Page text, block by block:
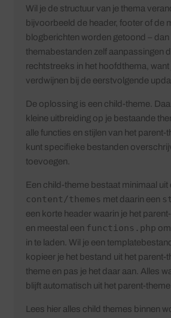
Wil je de structuur van je thema
bijvoorbeeld de header, footer of de
blogberichten worden getoond – dan
themabestanden zelf aanpassingen
rechtstreeks in het hoofdthema, want
verdwijnen bij de eerstvolgende
De oplossing is een child-theme.
kleine uitbreiding op je bestaande
alle functies en stijlen van het parent-
kunt specifieke bestanden
toevoegen.
Een child-theme bestaat minimaal
content/themes met daarin een
een korte header waarin je het
en meestal een functions.php
in te laden. Wil je een
kopieer je het bestand uit het parent-
theme en pas je het daar aan. Alles
blijft automatisch uit het parent-
Lees hier alles child themes binnen